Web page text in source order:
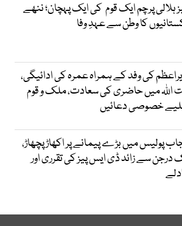
ہلالی پرچم ایک قوم کی ایک پہچان؛ ننھے
کا وطن سے عہدِ وفا
کی وفد کے ہمراہ عمرہ کی ادائیگی،
اللہ میں حاضری کی سعادت، ملک و قوم
خصوصی دعائیں
پولیس میں بڑے پیمانے پر اکھاڑ پچھاڑ،
درجن سے زائد ڈی ایس پیز کی تقرری اور